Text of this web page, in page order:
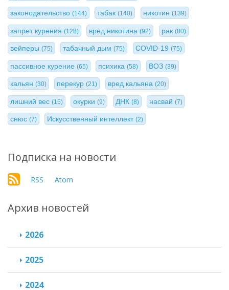
законодательство (144) табак(140) никотин (139)
запрет курения (128) вред никотина(92) рак (80)
вейперы (75) табачный дым(75) COVID-19 (75)
пассивное курение (65) психика(58) ВОЗ (39)
кальян (30) перекур(21) вред кальяна (20)
лишний вес (15) окурки(9) ДНК (8) насвай(7)
снюс (7) Искусственный интеллект(2)
Подписка на новости
RSS Atom
Архив новостей
2026
2025
2024